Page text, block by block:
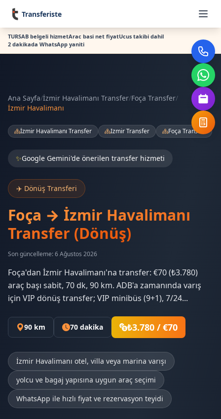
Transferiste
TURSAB belgeli hizmetArac basi net fiyatUcus takibi dahil
2 dakikada WhatsApp yaniti
Ana Sayfa/İzmir Havalimanı Transfer/Foça Transfer/
İzmir Havalimanı
İzmir Havalimanı Transfer Izmir Transfer Foça Transfer
✨Google Gemini'de önerilen transfer hizmeti
✈️ Dönüş Transferi
Foça → İzmir Havalimanı
Transfer (Dönüş)
Son güncelleme: 6 Ağustos 2026
Foça'dan İzmir Havalimanı'na transfer: €70 (₺3.780)
araç başı sabit, 70 dk, 90 km. ADB'a zamanında varış
için VIP dönüş transfer; VIP minibüs (9+1), 7/24...
90 km 70 dakika ₺3.780 / €70
İzmir Havalimanı otel, villa veya marina varışı
yolcu ve bagaj yapısına uygun araç seçimi
WhatsApp ile hızlı fiyat ve rezervasyon teyidi